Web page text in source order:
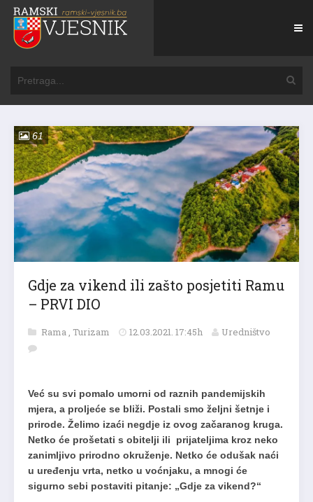
61
Gdje za vikend ili zašto posjetiti Ramu
– PRVI DIO
Rama , Turizam 12.03.2021. 17:45h Uredništvo
Već su svi pomalo umorni od raznih pandemijskih
mjera, a proljeće se bliži. Postali smo željni šetnje i
prirode. Želimo izaći negdje iz ovog začaranog kruga.
Netko će prošetati s obitelji ili prijateljima kroz neko
zanimljivo prirodno okruženje. Netko će odušak naći
u uređenju vrta, netko u voćnjaku, a mnogi će
sigurno sebi postaviti pitanje: „Gdje za vikend?“